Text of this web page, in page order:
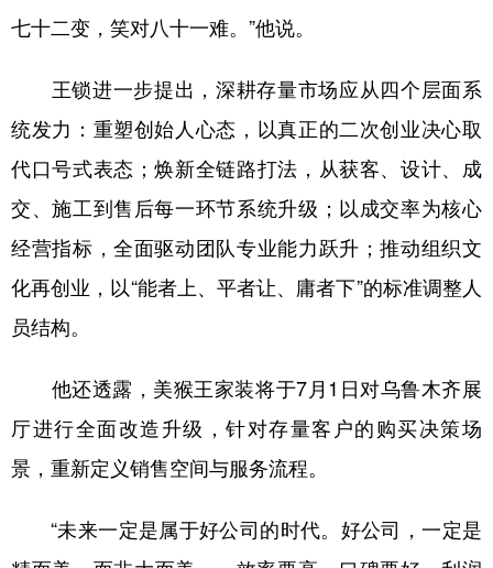
七十二变，笑对八十一难。”他说。
王锁进一步提出，深耕存量市场应从四个层面系
统发力：重塑创始人心态，以真正的二次创业决心取
代口号式表态；焕新全链路打法，从获客、设计、成
交、施工到售后每一环节系统升级；以成交率为核心
经营指标，全面驱动团队专业能力跃升；推动组织文
化再创业，以“能者上、平者让、庸者下”的标准调整人
员结构。
他还透露，美猴王家装将于7月1日对乌鲁木齐展
厅进行全面改造升级，针对存量客户的购买决策场
景，重新定义销售空间与服务流程。
“未来一定是属于好公司的时代。好公司，一定是